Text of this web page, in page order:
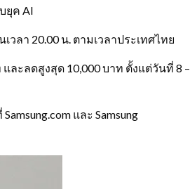
ยุค AI
วลา 20.00 น. ตามเวลาประเทศไทย
ละลดสูงสุด 10,000 บาท ตั้งแต่วันที่ 8 –
และ Samsung